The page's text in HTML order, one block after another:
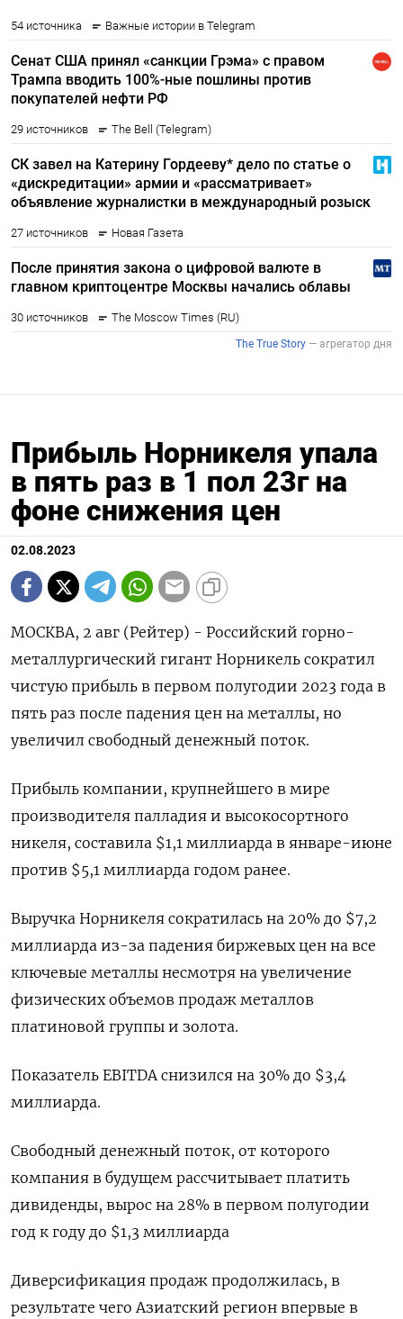
Прибыль Норникеля упала
в пять раз в 1 пол 23г на
фоне снижения цен
02.08.2023
МОСКВА, 2 авг (Рейтер) - Российский горно-
металлургический гигант Норникель сократил
чистую прибыль в первом полугодии 2023 года в
пять раз после падения цен на металлы, но
увеличил свободный денежный поток.
Прибыль компании, крупнейшего в мире
производителя палладия и высокосортного
никеля, составила $1,1 миллиарда в январе-июне
против $5,1 миллиарда годом ранее.
Выручка Норникеля сократилась на 20% до $7,2
миллиарда из-за падения биржевых цен на все
ключевые металлы несмотря на увеличение
физических объемов продаж металлов
платиновой группы и золота.
Показатель EBITDA снизился на 30% до $3,4
миллиарда.
Свободный денежный поток, от которого
компания в будущем рассчитывает платить
дивиденды, вырос на 28% в первом полугодии
год к году до $1,3 миллиарда
Диверсификация продаж продолжилась, в
результате чего Азиатский регион впервые в